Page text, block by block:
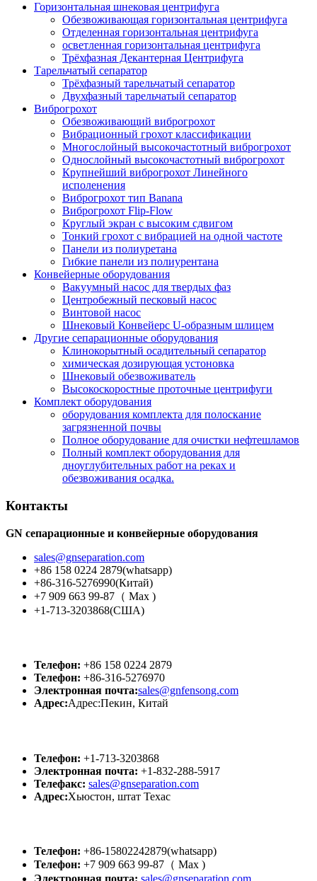
Горизонтальная шнековая центрифуга
Обезвоживающая горизонтальная центрифуга
Отделенная горизонтальная центрифуга
осветленная горизонтальная центрифуга
Трёхфазная Декантерная Центрифуга
Тарельчатый сепаратор
Трёхфазный тарельчатый сепаратор
Двухфазный тарельчатый сепаратор
Виброгрохот
Обезвоживающий виброгрохот
Вибрационный грохот классификации
Многослойный высокочастотный виброгрохот
Однослойный высокочастотный виброгрохот
Крупнейший виброгрохот Линейного
исполенения
Виброгрохот тип Banana
Виброгрохот Flip-Flow
Круглый экран с высоким сдвигом
Тонкий грохот с вибрацией на одной частоте
Панели из полиуретана
Гибкие панели из полиурентана
Конвейерные оборудования
Вакуумный насос для твердых фаз
Центробежный песковый насос
Винтовой насос
Шнековый Конвейерс U-образным шлицем
Другие сепарационные оборудования
Клинокорытный осадительный сепаратор
химическая дозирующая устоновка
Шнековый обезвоживатель
Высокоскоростные проточные центрифуги
Комплект оборудования
оборудования комплекта для полоскание
загрязненной почвы
Полное оборудование для очистки нефтешламов
Полный комплект оборудования для
дноуглубительных работ на реках и
обезвоживания осадка.
Контакты
GN сепарационные и конвейерные оборудования
sales@gnseparation.com
+86 158 0224 2879(whatsapp)
+86-316-5276990(Китай)
+7 909 663 99-87（ Мах )
+1-713-3203868(США)
Телефон: +86 158 0224 2879
Телефон: +86-316-5276970
Электронная почта:sales@gnfensong.com
Адрес:Адрес:Пекин, Китай
Телефон: +1-713-3203868
Электронная почта: +1-832-288-5917
Телефакс: sales@gnseparation.com
Адрес:Хьюстон, штат Техас
Телефон: +86-15802242879(whatsapp)
Телефон: +7 909 663 99-87（ Мах )
Электронная почта: sales@gnseparation.com